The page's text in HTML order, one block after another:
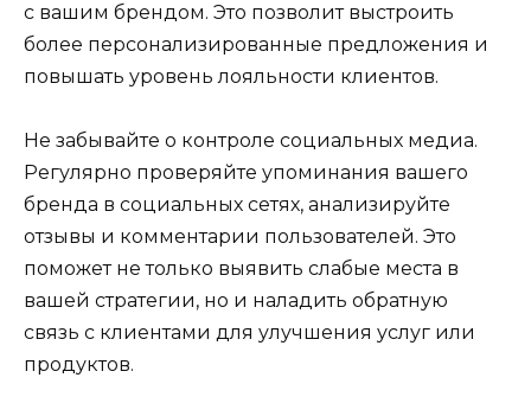
с вашим брендом. Это позволит выстроить
более персонализированные предложения и
повышать уровень лояльности клиентов.
Не забывайте о контроле социальных медиа.
Регулярно проверяйте упоминания вашего
бренда в социальных сетях, анализируйте
отзывы и комментарии пользователей. Это
поможет не только выявить слабые места в
вашей стратегии, но и наладить обратную
связь с клиентами для улучшения услуг или
продуктов.